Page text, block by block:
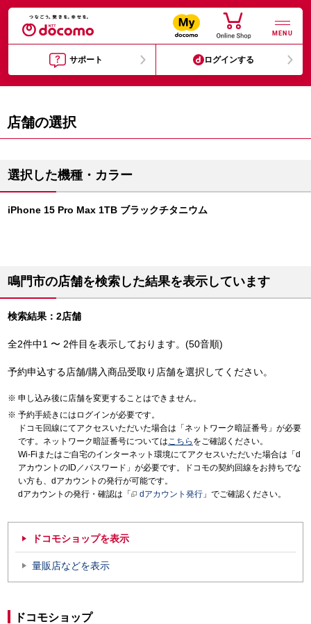
MENU
サポート ログインする
店舗の選択
選択した機種・カラー
iPhone 15 Pro Max 1TB ブラックチタニウム
鳴門市の店舗を検索した結果を表示しています
検索結果：2店舗
全2件中1 〜 2件目を表示しております。(50音順)
予約申込する店舗/購入商品受取り店舗を選択してください。
申し込み後に店舗を変更することはできません。
予約手続きにはログインが必要です。
ドコモ回線にてアクセスいただいた場合は「ネットワーク暗証番号」が必要
です。ネットワーク暗証番号についてはこちら をご確認ください。
Wi-Fiまたはご自宅のインターネット環境にてアクセスいただいた場合は「d
アカウントのID／パスワード」が必要です。ドコモの契約回線をお持ちでな
い方も、dアカウントの発行が可能です。
dアカウントの発行・確認は「
dアカウント発行 」でご確認ください。
ドコモショップを表示
量販店などを表示
ドコモショップ